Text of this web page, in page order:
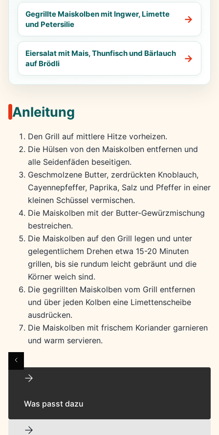
Gegrillte Maiskolben mit Ingwer, Limette
und Petersilie
Eiersalat mit Mais, Thunfisch und Bärlauch
auf Brödli
Anleitung
Den Grill auf mittlere Hitze vorheizen.
Die Hülsen von den Maiskolben entfernen und
alle Seidenfäden beseitigen.
Geschmolzene Butter, zerdrückten Knoblauch,
Cayennepfeffer, Paprika, Salz und Pfeffer in einer
kleinen Schüssel vermischen.
Die Maiskolben mit der Butter-Gewürzmischung
bestreichen.
Die Maiskolben auf den Grill legen und unter
gelegentlichem Drehen etwa 15-20 Minuten
grillen, bis sie rundum leicht gebräunt und die
Körner weich sind.
Die gegrillten Maiskolben vom Grill entfernen
und über jeden Kolben eine Limettenscheibe
ausdrücken.
Die Maiskolben mit frischem Koriander garnieren
und warm servieren.
Was passt dazu